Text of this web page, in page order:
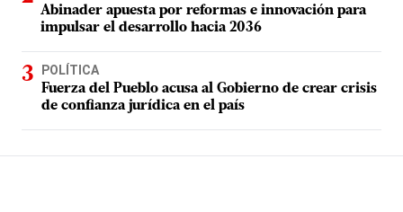
Abinader apuesta por reformas e innovación para
impulsar el desarrollo hacia 2036
POLÍTICA
Fuerza del Pueblo acusa al Gobierno de crear crisis
de confianza jurídica en el país